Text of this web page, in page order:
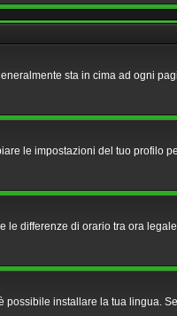
sta in cima ad ogni
le impostazioni del tuo profilo
le differenze di orario tra ora
installare la tua lingua.